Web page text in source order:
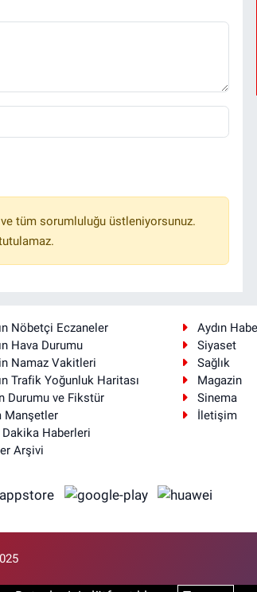
tüm sorumluluğu üstleniyorsunuz.
Nöbetçi Eczaneler
Hava Durumu
Namaz Vakitleri
Trafik Yoğunluk Haritası
Durumu ve Fikstür
Manşetler
Dakika Haberleri
Arşivi
Aydın
Siyaset
Sağlık
Magazin
Sinema
İletişim